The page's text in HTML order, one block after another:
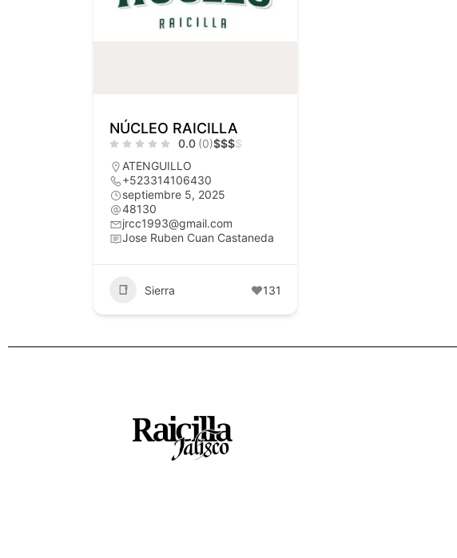
NÚCLEO RAICILLA
0.0 (0)$$$$
ATENGUILLO
+523314106430
septiembre 5, 2025
48130
jrcc1993@gmail.com
Jose Ruben Cuan Castaneda
Sierra 131